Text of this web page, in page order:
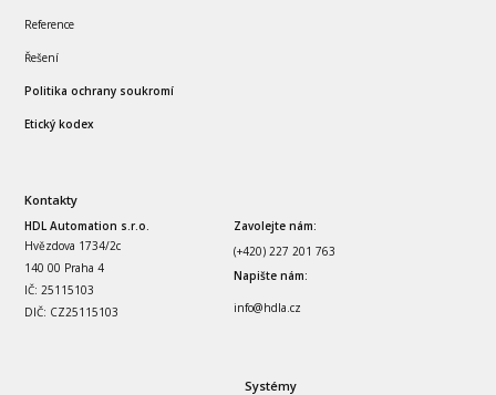
Reference
Řešení
Politika ochrany soukromí
Etický kodex
Kontakty
HDL Automation s.r.o.
Hvězdova 1734/2c
140 00 Praha 4
IČ: 25115103
DIČ: CZ25115103
Zavolejte nám:
(+420) 227 201 763
Napište nám:
info@hdla.cz
Systémy